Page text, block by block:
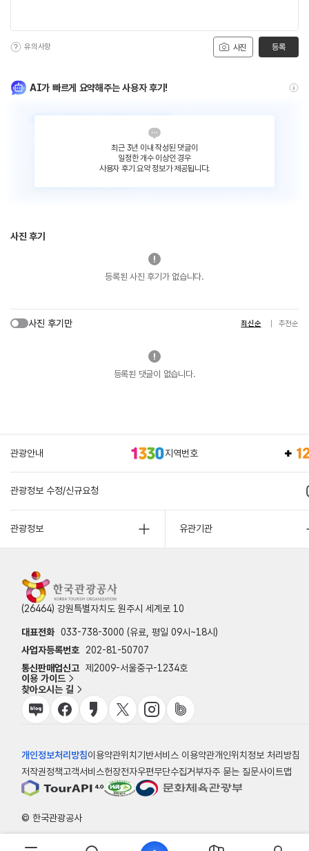
사진
유의사항 등록
AI가 빠르게 요약해주는 사용자 후기!
최근 3년 이내 작성된 댓글이
일정한 개수 이상인 경우
사용자 후기 요약 정보가 제공됩니다.
사진 후기
등록된 사진 후기가 없습니다.
사진 후기만 최신순 추천순
등록된 댓글이 없습니다.
관광안내 지역번호
관광정보 수정/신규요청
관광정보 유관기관
(26464) 강원특별자치도 원주시 세계로 10
대표전화 033-738-3000 (유료, 평일 09시~18시)
사업자등록번호
202-81-50707
통신판매업신고 제2009-서울중구-1234호
이용 가이드
찾아오시는 길
개인정보처리방침이용약관위치기반서비스 이용약관개인위치정보 처리방침
저작권정책고객서비스헌장전자우편무단수집거부자주 묻는 질문사이트맵
© 한국관광공사